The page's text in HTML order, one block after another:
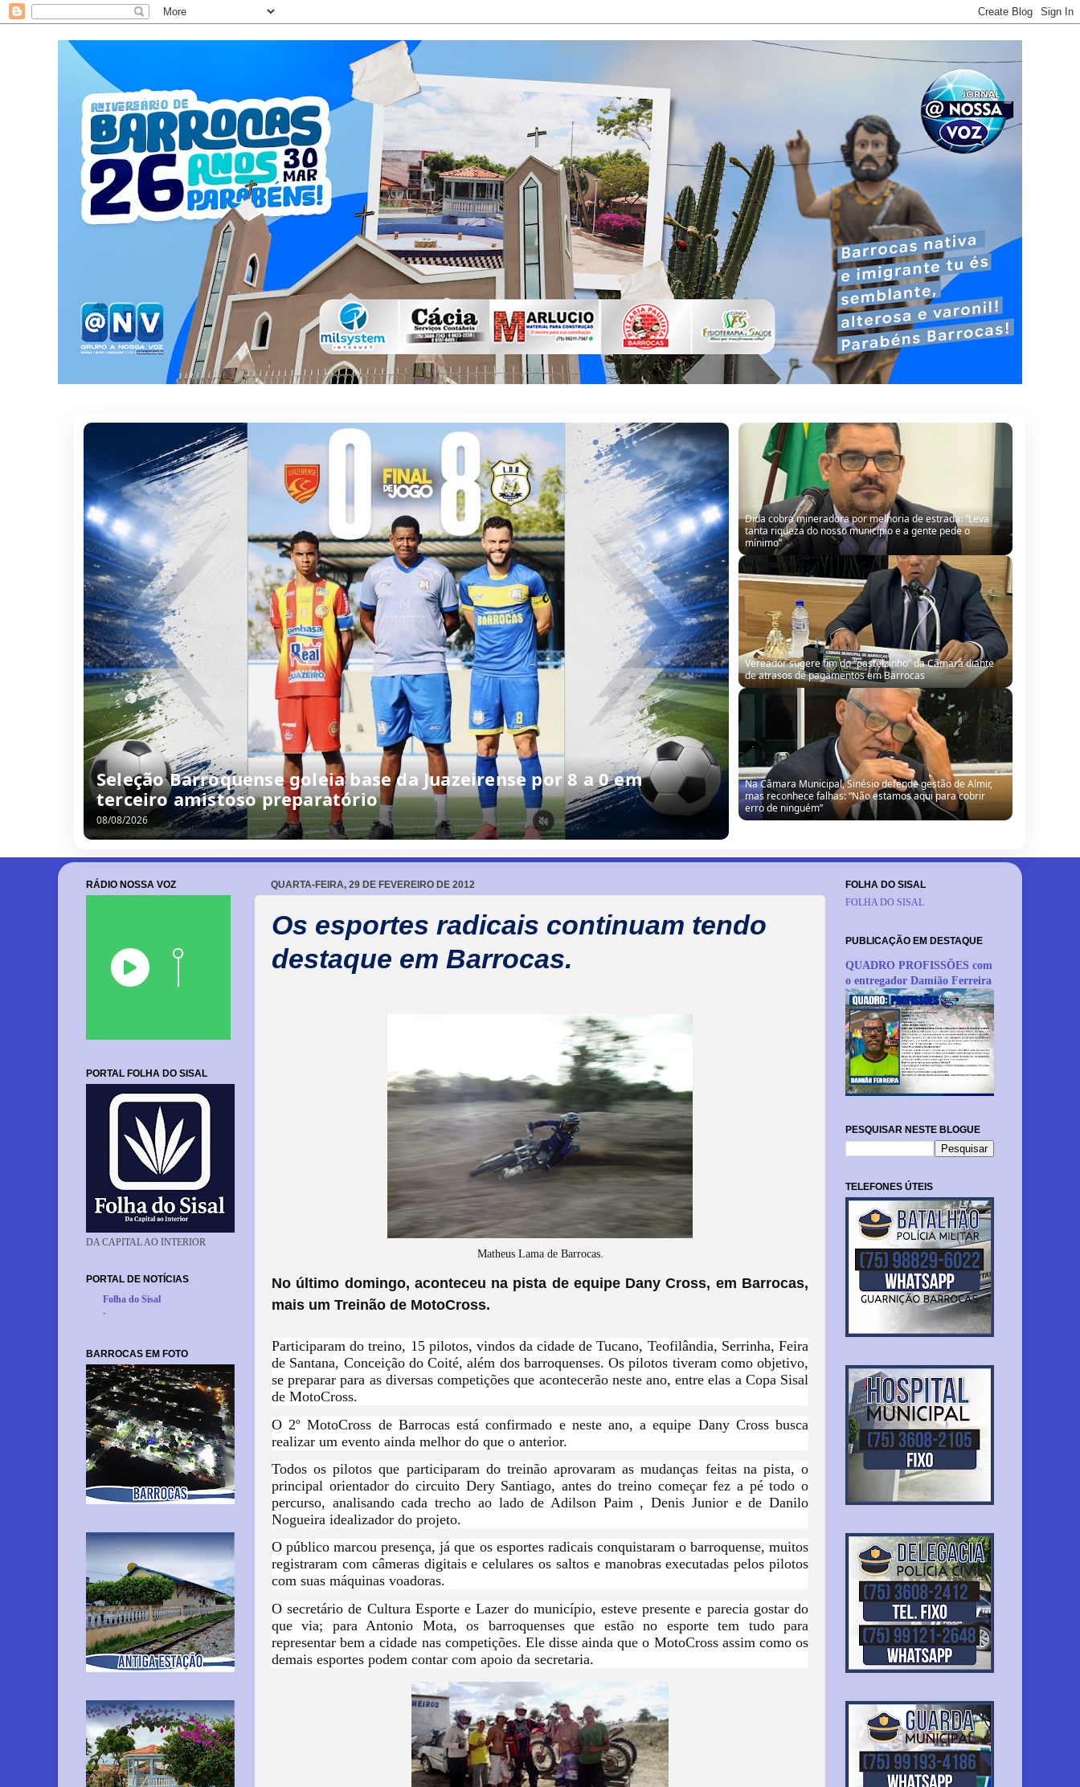
Seleção Barroquense goleia base da Juazeirense por 8 a 0 em
terceiro amistoso preparatório
08/08/2026
Dida cobra mineradora por melhoria de estrada: “Leva
tanta riqueza do nosso município e a gente pede o
mínimo”
Vereador sugere fim do “pastelzinho” da Câmara diante
de atrasos de pagamentos em Barrocas
Na Câmara Municipal, Sinésio defende gestão de Almir,
mas reconhece falhas: “Não estamos aqui para cobrir
erro de ninguém”
QUARTA-FEIRA, 29 DE FEVEREIRO DE 2012
Os esportes radicais continuam tendo
destaque em Barrocas.
Matheus Lama de Barrocas.
No último domingo, aconteceu na pista de equipe Dany Cross, em Barrocas,
mais um Treinão de MotoCross.
Participaram do treino, 15 pilotos, vindos da cidade de Tucano, Teofilândia, Serrinha, Feira
de Santana, Conceição do Coité, além dos barroquenses. Os pilotos tiveram como objetivo,
se preparar para as diversas competições que acontecerão neste ano, entre elas a Copa Sisal
de MotoCross.
O 2º MotoCross de Barrocas está confirmado e neste ano, a equipe Dany Cross busca
realizar um evento ainda melhor do que o anterior.
Todos os pilotos que participaram do treinão aprovaram as mudanças feitas na pista, o
principal orientador do circuito Dery Santiago, antes do treino começar fez a pé todo o
percurso, analisando cada trecho ao lado de Adilson Paim , Denis Junior e de Danilo
Nogueira idealizador do projeto.
O público marcou presença, já que os esportes radicais conquistaram o barroquense, muitos
registraram com câmeras digitais e celulares os saltos e manobras executadas pelos pilotos
com suas máquinas voadoras.
O secretário de Cultura Esporte e Lazer do município, esteve presente e parecia gostar do
que via; para Antonio Mota, os barroquenses que estão no esporte tem tudo para
representar bem a cidade nas competições. Ele disse ainda que o MotoCross assim como os
demais esportes podem contar com apoio da secretaria.
RÁDIO NOSSA VOZ
PORTAL FOLHA DO SISAL
DA CAPITAL AO INTERIOR
PORTAL DE NOTÍCIAS
Folha do Sisal
-
BARROCAS EM FOTO
FOLHA DO SISAL
FOLHA DO SISAL
PUBLICAÇÃO EM DESTAQUE
QUADRO PROFISSÕES com
o entregador Damião Ferreira
PESQUISAR NESTE BLOGUE
TELEFONES ÚTEIS